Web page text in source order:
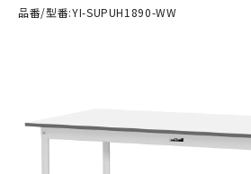
品番/型番:YI-SUPUH1890-WW